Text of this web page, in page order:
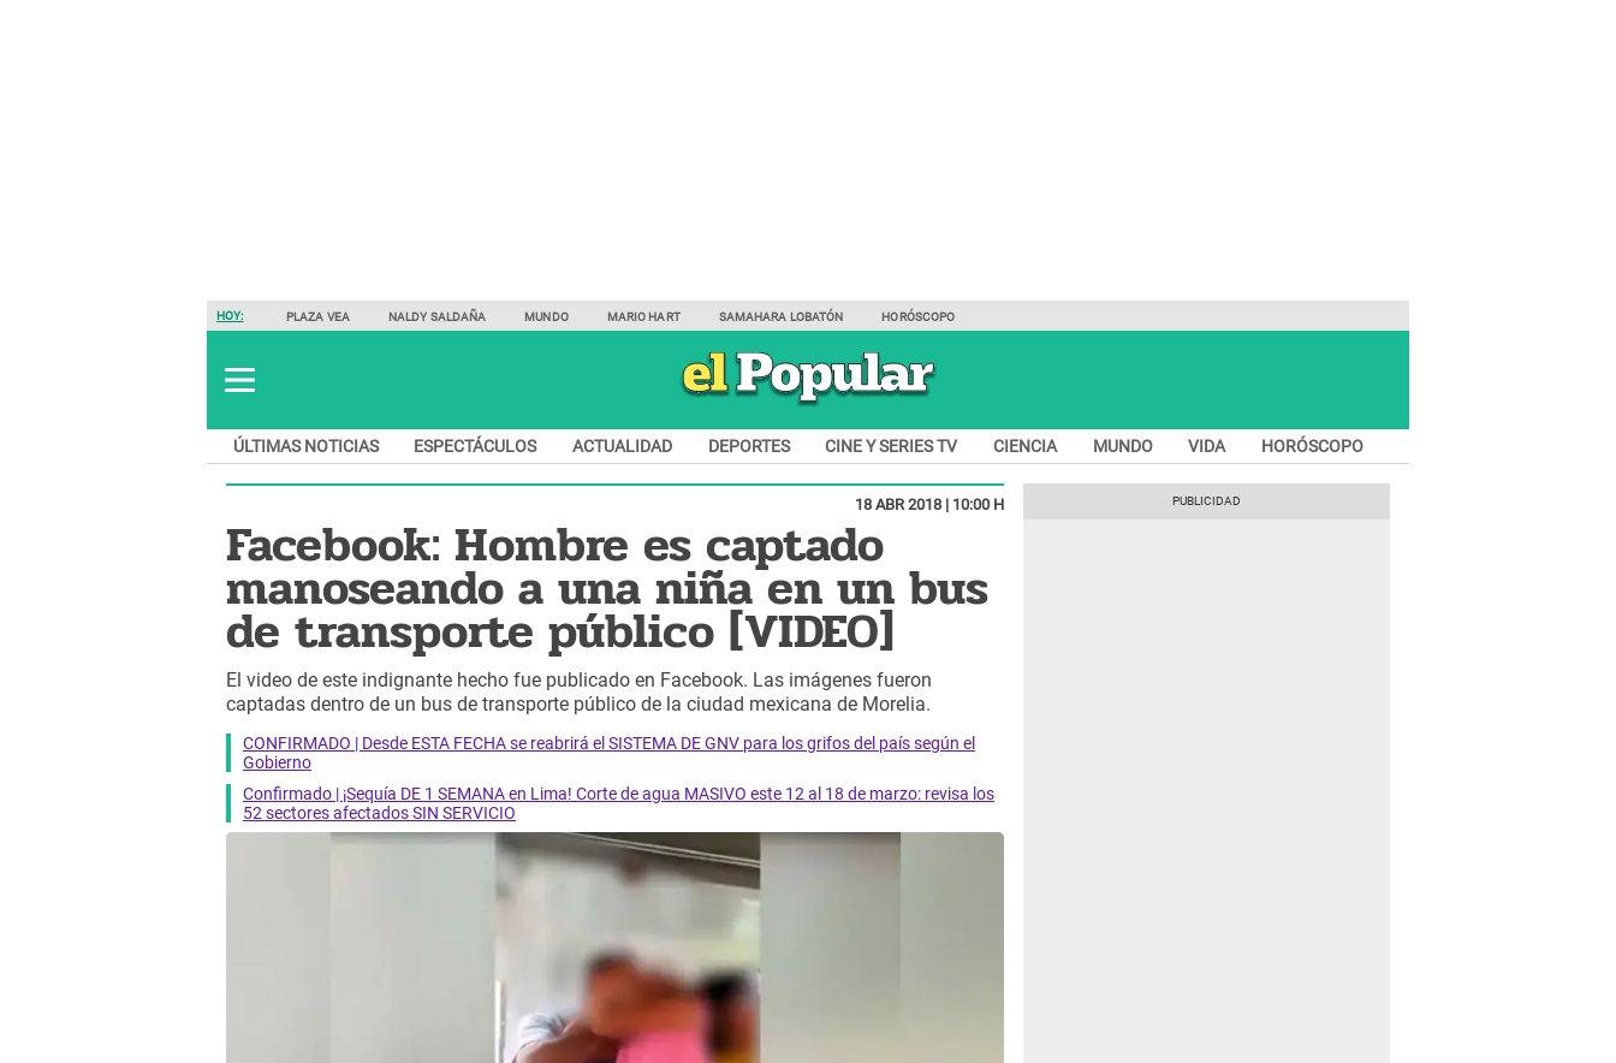
HOY: PLAZA VEA NALDY SALDAÑA MUNDO MARIO HART SAMAHARA LOBATÓN HORÓSCOPO
ÚLTIMAS NOTICIAS ESPECTÁCULOS ACTUALIDAD DEPORTES CINE Y SERIES TV CIENCIA MUNDO VIDA HORÓSCOPO
18 ABR 2018 | 10:00 H
Facebook: Hombre es captado
manoseando a una niña en un bus
de transporte público [VIDEO]
El video de este indignante hecho fue publicado en Facebook. Las imágenes fueron
captadas dentro de un bus de transporte público de la ciudad mexicana de Morelia.
CONFIRMADO | Desde ESTA FECHA se reabrirá el SISTEMA DE GNV para los grifos del país según el
Gobierno
Confirmado | ¡Sequía DE 1 SEMANA en Lima! Corte de agua MASIVO este 12 al 18 de marzo: revisa los
52 sectores afectados SIN SERVICIO